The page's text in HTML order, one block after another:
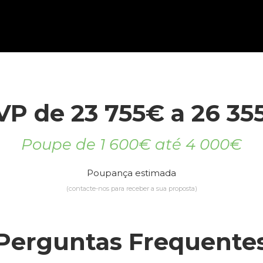
de 23 755€ a 26
Poupe de 1 600€ até 4 000€
Poupança estimada
(contacte-nos para receber a sua proposta)